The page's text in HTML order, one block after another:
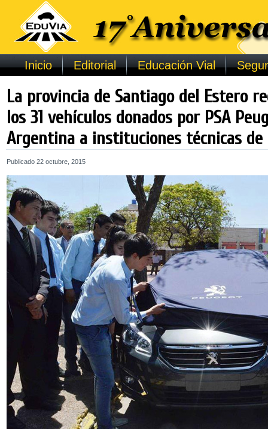
Inicio Editorial Educación Vial
La provincia de Santiago del Estero
los 31 vehículos donados por PSA
Argentina a instituciones técnicas de
Publicado 22 octubre, 2015